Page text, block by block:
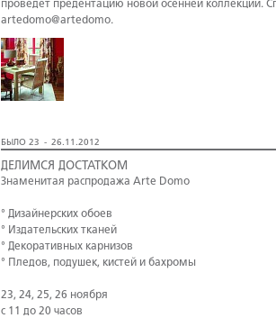
проведет предентацию новой осенней коллекции.
artedomo@artedomo.
БЫЛО 23 - 26.11.2012
ДЕЛИМСЯ ДОСТАТКОМ
Знаменитая распродажа Arte Domo
° Дизайнерских обоев
° Издательских тканей
° Декоративных карнизов
° Пледов, подушек, кистей и бахромы
23, 24, 25, 26 ноября
с 11 до 20 часов